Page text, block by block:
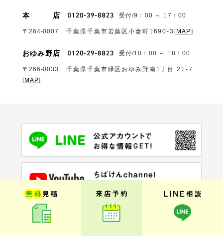
本 店 受付/9：00 ～ 17：00
〒264-0007 千葉県千葉市若葉区小倉町1690‐3 [MAP]
おゆみ野店 受付/10：00 ～ 18：00
〒266-0033
千葉県千葉市緑区おゆみ野南1丁目 21-7
[MAP]